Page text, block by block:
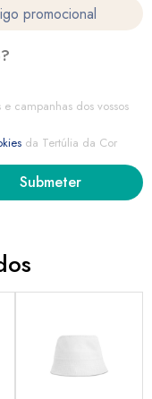
campanhas dos vossos
da Tertúlia da Cor